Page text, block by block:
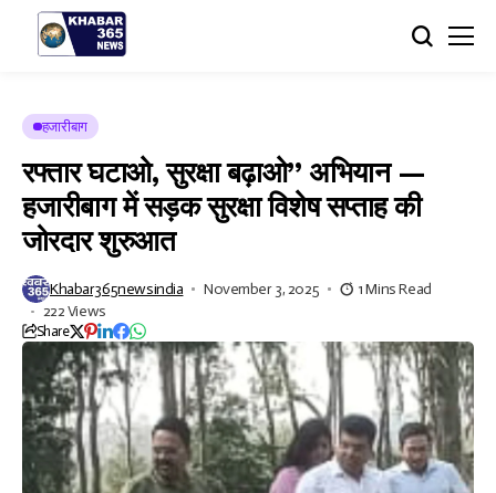
हजारीबाग
रफ्तार घटाओ, सुरक्षा बढ़ाओ” अभियान —
हजारीबाग में सड़क सुरक्षा विशेष सप्ताह की
जोरदार शुरुआत
Khabar365newsindia November 3, 2025
1 Mins Read
222 Views
Share